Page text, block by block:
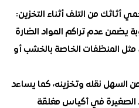
أثاثك من التلف أثناء التخزين:
يضمن عدم تراكم المواد الضارة
مثل المنظفات الخاصة بالخشب أو
السهل نقله وتخزينه، كما يساعد
الصغيرة في أكياس مغلقة